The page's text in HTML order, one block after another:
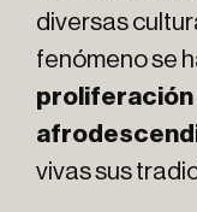
diversas
fenómeno se
proliferación
vivas sus